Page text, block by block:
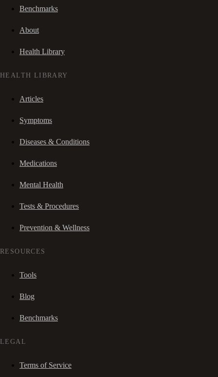
Benchmarks
About
Health Library
HEALTH LIBRARY
Articles
Symptoms
Diseases & Conditions
Medications
Mental Health
Tests & Procedures
Prevention & Wellness
RESOURCES
Tools
Blog
Benchmarks
LEGAL
Terms of Service